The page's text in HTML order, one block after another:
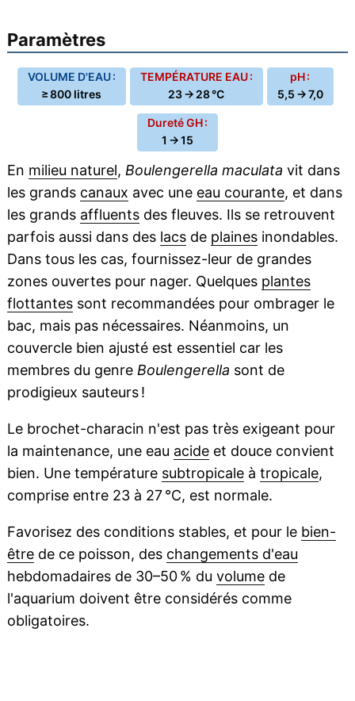
Paramètres
VOLUME D'EAU :
≥ 800 litres
TEMPÉRATURE EAU :
23 → 28 °C
pH :
5,5 → 7,0
Dureté GH :
1 → 15
En milieu naturel, Boulengerella maculata vit dans
les grands canaux avec une eau courante, et dans
les grands affluentsdes fleuves. Ils se retrouvent
parfois aussi dans des lacsde plainesinondables.
Dans tous les cas, fournissez-leur de grandes
zones ouvertes pour nager. Quelques plantes
flottantessont recommandées pour ombrager le
bac, mais pas nécessaires. Néanmoins, un
couvercle bien ajusté est essentiel car les
membres du genre Boulengerella sont de
prodigieux sauteurs !
Le brochet-characin n'est pas très exigeant pour
la maintenance, une eau acideet douce convient
bien. Une température subtropicaleà tropicale,
comprise entre 23 à 27 °C, est normale.
Favorisez des conditions stables, et pour le bien-
êtrede ce poisson, des changements d'eau
hebdomadaires de 30–50 % du volumede
l'aquarium doivent être considérés comme
obligatoires.